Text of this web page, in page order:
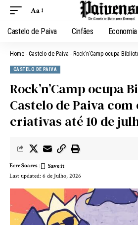
Aa
Castelo de Paiva Cinfães Economia
Home - Castelo de Paiva - Rock’n’Camp ocupa Biblioteca de
CASTELO DE PAIVA
Rock’n’Camp ocupa
Castelo de Paiva
criativas até 10 de
Last updated: 6 de Julho, 2026
Erre Soares